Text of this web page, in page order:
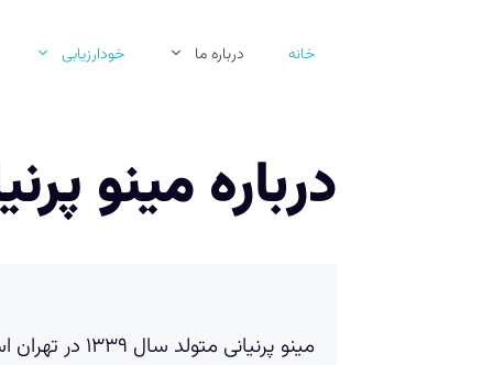
خانه درباره ما خودارزیابی
درباره مینو
مینو پرنیانی